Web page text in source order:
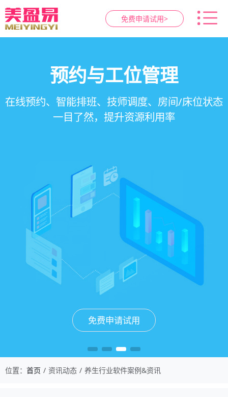
免费申请试用>
智慧养生馆管理系统
一站式解决养生馆预约、服务、会员、财务、营
销全流程数字化管理
免费申请试用
会员营销&锁客
会员积分、套餐定制、精准营销、客户关怀，提
升复购率与客单价
免费申请试用
预约与工位管理
在线预约、智能排班、技师调度、房间/床位状态
一目了然，提升资源利用率
免费申请试用
健康档案与效果追踪
客户体质记录、服务方案执行、效果对比，数据
化展示服务价值
免费申请试用
位置： 首页 资讯动态 养生行业软件案例&资讯